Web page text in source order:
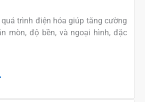
trình điện hóa giúp tăng cường
mòn, độ bền, và ngoại hình, đặc